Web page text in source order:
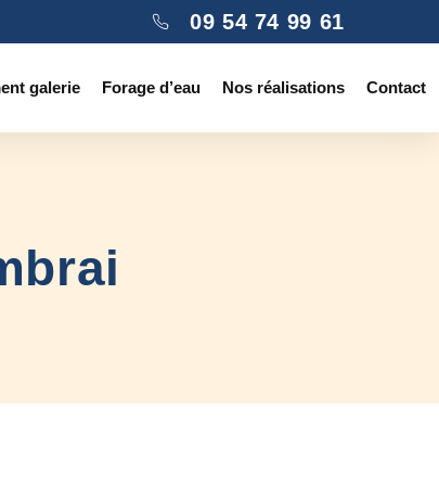
09 54 74 99 61
galerie Forage d’eau Nos réalisations Contact